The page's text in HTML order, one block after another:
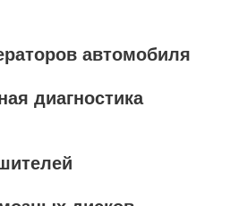
автомобиля
диагностика